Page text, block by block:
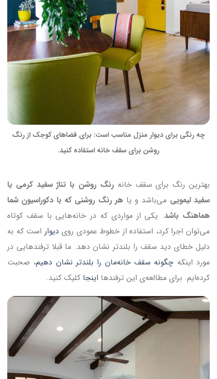
چه رنگی برای دیوار منزل مناسب است: برای فضاهای کوجک از رنگ
روشن برای سقف خانه استفاده کنید.
بهترین رنگ برای سقف خانهرنگ روشن با تناژ سفید کرمی یا
سفید لیمویی می‌باشد و یا هر رنگ روشنی که با دکوراسیون شما
هماهنگ باشد. یکی از مواردی که در خانه‌هایی با سقف کوتاه
می‌توان اجرا کرد، استفاده از خطوط عمودی روی دیوار است که به
دلیل خطای دید سقف را بلندتر نشان دهد. ما قبلا ترفندهایی در
مورد اینکه چگونه سقف خانه‌مان را بلندتر نشان دهیم، صحبت
کرده‌ایم. برای مطالعه‌ی این ترفندها اینجا کلیک کنید.